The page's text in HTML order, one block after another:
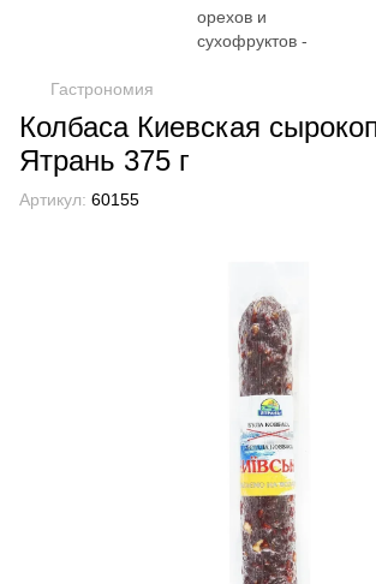
Гастрономия
Колбаса Киевская
Ятрань 375 г
Артикул: 60155